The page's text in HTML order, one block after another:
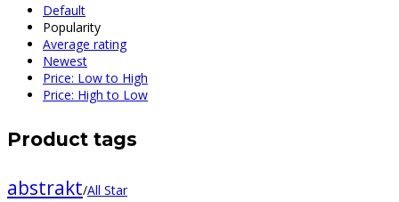
Default
Popularity
Average rating
Newest
Price: Low to High
Price: High to Low
Product tags
abstrakt/All Star